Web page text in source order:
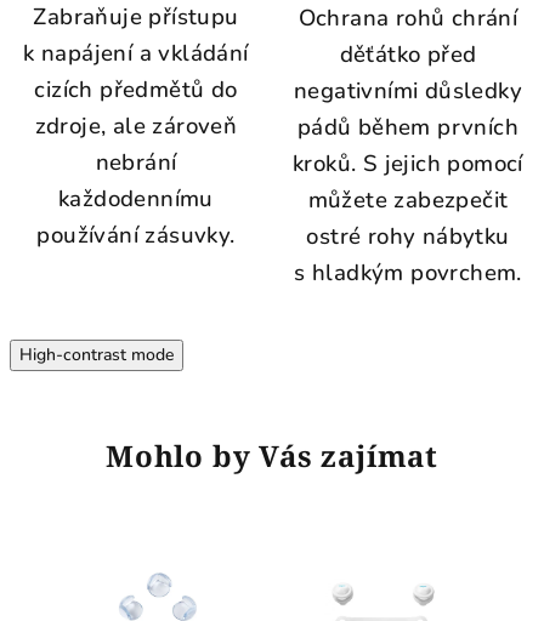
Zabraňuje přístupu
k napájení a vkládání
cizích předmětů do
zdroje, ale zároveň
nebrání
každodennímu
používání zásuvky.
Ochrana rohů chrání
děťátko před
negativními důsledky
pádů během prvních
kroků. S jejich pomocí
můžete zabezpečit
ostré rohy nábytku
s hladkým povrchem.
High-contrast mode
Mohlo by Vás zajímat